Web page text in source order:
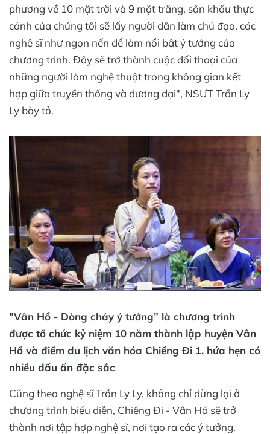
phương về 10 mặt trời và 9 mặt trăng, sân khấu thực
cảnh của chúng tôi sẽ lấy người dân làm chủ đạo, các
nghệ sĩ như ngọn nến để làm nổi bật ý tưởng của
chương trình. Đây sẽ trở thành cuộc đối thoại của
những người làm nghệ thuật trong không gian kết
hợp giữa truyền thống và đương đại", NSƯT Trần Ly
Ly bày tỏ.
"Vân Hồ - Dòng chảy ý tưởng” là chương trình
được tổ chức kỷ niệm 10 năm thành lập huyện Vân
Hồ và điểm du lịch văn hóa Chiềng Đi 1, hứa hẹn có
nhiều dấu ấn đặc sắc
Cũng theo nghệ sĩ Trần Ly Ly, không chỉ dừng lại ở
chương trình biểu diễn, Chiềng Đi - Vân Hồ sẽ trở
thành nơi tập hợp nghệ sĩ, nơi tạo ra các ý tưởng.